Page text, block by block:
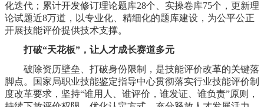
化迭代；累计开发修订理论题库28个、实操卷库75个，更新理
论试题近8万道，以专业化、精细化的题库建设，为公平公正
开展技能评价提供技术支撑。
打破“天花板”，让人才成长赛道多元
破除资历壁垒、打破身份限制，是技能评价改革的关键落
脚点。国家局职业技能鉴定指导中心贯彻落实行业技能评价制
度改革要求，坚持“谁用人、谁评价，谁发证、谁负责”原则，